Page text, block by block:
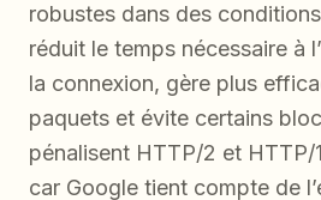
robustes dans des
réduit le temps nécessaire à
la connexion, gère plus
paquets et évite certains
pénalisent HTTP/2 et HTTP/
car Google tient compte de